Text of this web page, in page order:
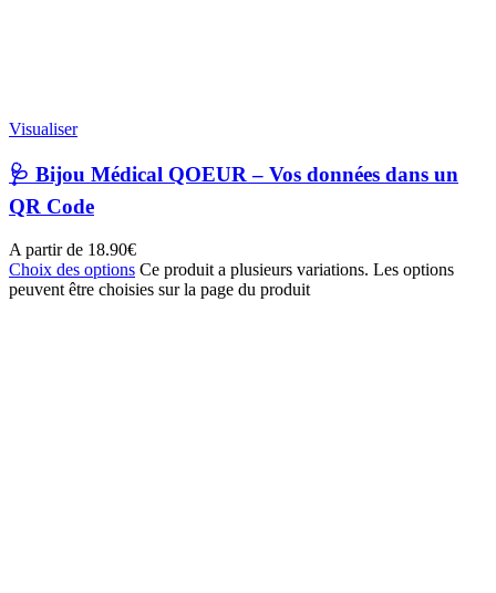
Visualiser
🩺 Bijou Médical QOEUR – Vos données dans un
QR Code
A partir de 18.90€
Choix des options Ce produit a plusieurs variations. Les options
peuvent être choisies sur la page du produit